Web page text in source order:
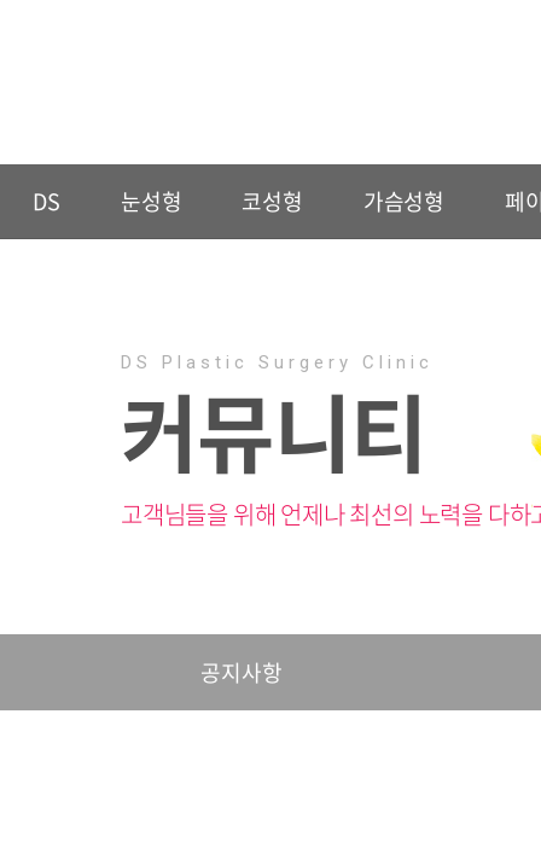
DS 눈성형 코성형 가슴성형 페
DS Plastic Surgery Clinic
커뮤니티
고객님들을 위해 언제나 최선의 노력을 다하
공지사항